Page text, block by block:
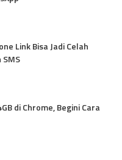
Link Bisa Jadi Celah
SMS
di Chrome, Begini Cara